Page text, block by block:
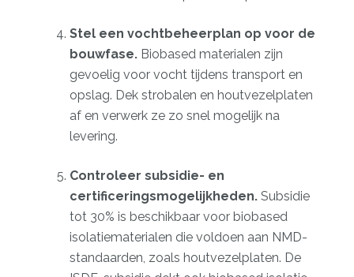
Stel een vochtbeheerplan op voor de
bouwfase. Biobased materialen zijn
gevoelig voor vocht tijdens transport en
opslag. Dek strobalen en houtvezelplaten
af en verwerk ze zo snel mogelijk na
levering.
Controleer subsidie- en
certificeringsmogelijkheden. Subsidie
tot 30% is beschikbaar voor biobased
isolatiematerialen die voldoen aan NMD-
standaarden, zoals houtvezelplaten. De